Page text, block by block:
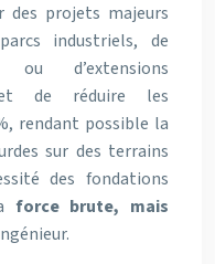
des projets majeurs
industriels, de
d’extensions
de réduire les
rendant possible la
sur des terrains
des fondations
force brute, mais